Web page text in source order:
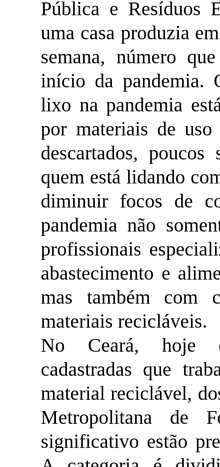
Pública e Resíduos
uma casa produzia
semana, número
início da pandemia.
lixo na pandemia
por materiais de
descartados,
quem está lidando
diminuir focos de
pandemia não
profissionais
abastecimento e
mas também com
materiais recicláveis.
No Ceará, hoje
cadastradas que
material reciclável,
Metropolitana de
significativo estão